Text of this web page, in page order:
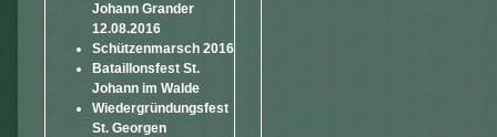
Johann Grander
12.08.2016
Schützenmarsch 2016
Bataillonsfest St.
Johann im Walde
Wiedergründungsfest
St. Georgen